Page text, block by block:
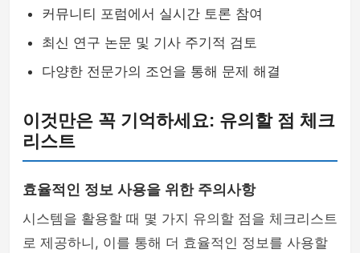
커뮤니티 포럼에서 실시간 토론 참여
최신 연구 논문 및 기사 주기적 검토
다양한 전문가의 조언을 통해 문제 해결
이것만은 꼭 기억하세요: 유의할 점 체크
리스트
효율적인 정보 사용을 위한 주의사항
시스템을 활용할 때 몇 가지 유의할 점을 체크리스트
로 제공하니, 이를 통해 더 효율적인 정보를 사용할